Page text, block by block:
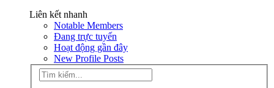
Liên kết nhanh
Notable Members
Đang trực tuyến
Hoạt động gần đây
New Profile Posts